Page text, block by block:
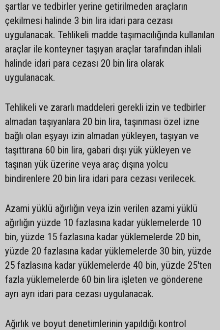
şartlar ve tedbirler yerine getirilmeden araçların
çekilmesi halinde 3 bin lira idari para cezası
uygulanacak. Tehlikeli madde taşımacılığında kullanılan
araçlar ile konteyner taşıyan araçlar tarafından ihlali
halinde idari para cezası 20 bin lira olarak
uygulanacak.
Tehlikeli ve zararlı maddeleri gerekli izin ve tedbirler
almadan taşıyanlara 20 bin lira, taşınması özel izne
bağlı olan eşyayı izin almadan yükleyen, taşıyan ve
taşıttırana 60 bin lira, gabari dışı yük yükleyen ve
taşınan yük üzerine veya araç dışına yolcu
bindirenlere 20 bin lira idari para cezası verilecek.
Azami yüklü ağırlığın veya izin verilen azami yüklü
ağırlığın yüzde 10 fazlasına kadar yüklemelerde 10
bin, yüzde 15 fazlasına kadar yüklemelerde 20 bin,
yüzde 20 fazlasına kadar yüklemelerde 30 bin, yüzde
25 fazlasına kadar yüklemelerde 40 bin, yüzde 25'ten
fazla yüklemelerde 60 bin lira işleten ve gönderene
ayrı ayrı idari para cezası uygulanacak.
Ağırlık ve boyut denetimlerinin yapıldığı kontrol